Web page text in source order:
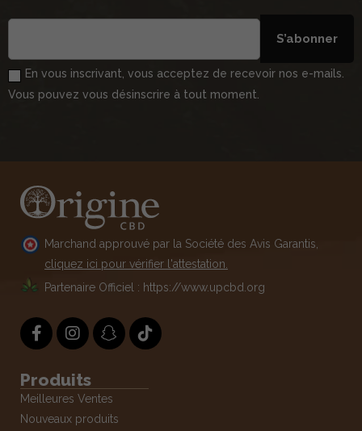
S’abonner
En vous inscrivant, vous acceptez de recevoir nos e-mails.
Vous pouvez vous désinscrire à tout moment.
Marchand approuvé par la Société des Avis Garantis,
cliquez ici pour vérifier l'attestation.
Partenaire Officiel : https://www.upcbd.org
Produits
Meilleures Ventes
Nouveaux produits